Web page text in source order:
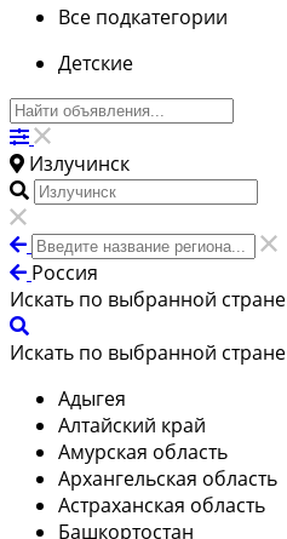
Все подкатегории
Детские
Излучинск
Россия
Искать по выбранной стране
Искать по выбранной стране
Адыгея
Алтайский край
Амурская область
Архангельская область
Астраханская область
Башкортостан